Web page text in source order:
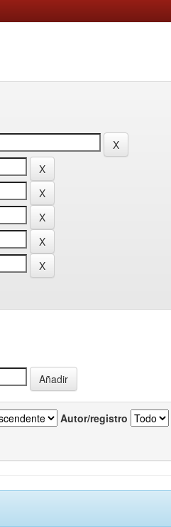
Autor/registro